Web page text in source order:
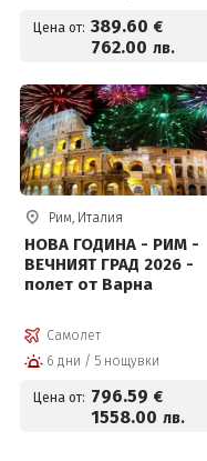
Цена от: 389.60 €
762.00 лв.
Рим, Италия
НОВА ГОДИНА - РИМ -
ВЕЧНИЯТ ГРАД 2026 -
полет от Варна
Самолет
6 дни / 5 нощувки
Цена от: 796.59 €
1558.00 лв.